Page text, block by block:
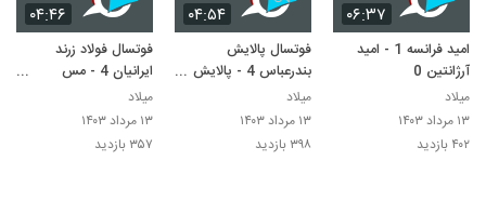
۰۶:۳۷
امید فرانسه 1 - امید
آرژانتین 0
میلاد
۱۳ مرداد ۱۴۰۳
۴۰۲ بازدید
۰۴:۵۴
فوتسال پالایش
بندرعباس 4 - پالایش
اصفهان 0
میلاد
۱۳ مرداد ۱۴۰۳
۳۹۸ بازدید
۰۴:۴۶
فوتسال فولاد زرند
ایرانیان 4 - مس
سونگون 4
میلاد
۱۳ مرداد ۱۴۰۳
۳۵۷ بازدید